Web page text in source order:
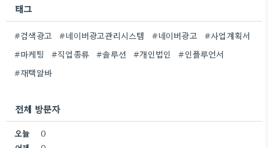
태그
#검색광고 #네이버광고관리시스템 #네이버광고
#사업계획서
#마케팅
#직업종류 #솔루션 #개인법인
#인플루언서
#재택알바
전체 방문자
오늘
0